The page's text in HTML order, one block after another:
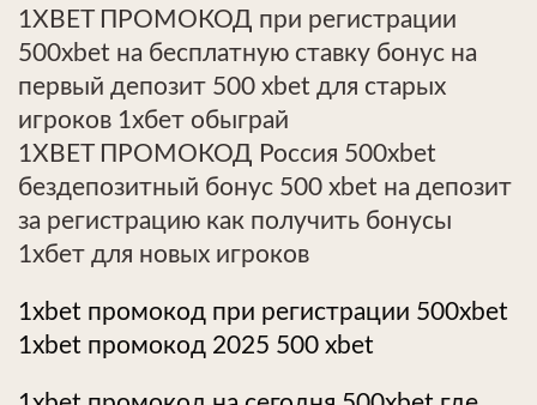
1XBET ПРОМОКОД при регистрации
500xbet на бесплатную ставку бонус на
первый депозит 500 xbet для старых
игроков 1хбет обыграй
1XBET ПРОМОКОД Россия 500xbet
бездепозитный бонус 500 xbet на депозит
за регистрацию как получить бонусы
1хбет для новых игроков
1xbet промокод при регистрации 500xbet
1xbet промокод 2025 500 xbet